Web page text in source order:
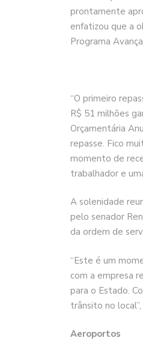
prontamente
enfatizou que a
Programa
“O primeiro
R$ 51 milhões
Orçamentária
repasse. Fico
momento de
trabalhador e
A solenidade
pelo senador
da ordem de
“Este é um
com a empresa
para o Estado.
trânsito no
Aeroportos